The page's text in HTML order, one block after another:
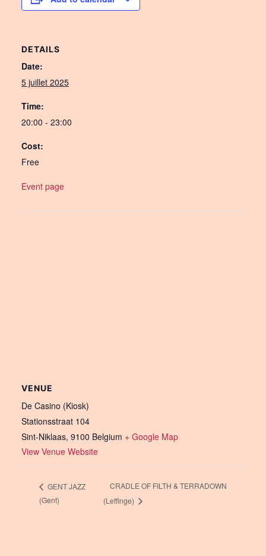
DETAILS
Date:
5 juillet 2025
Time:
20:00 - 23:00
Cost:
Free
Event page
VENUE
De Casino (Kiosk)
Stationsstraat 104
Sint-Niklaas, 9100 Belgium + Google Map
View Venue Website
GENT JAZZ
(Gent)
CRADLE OF FILTH & TERRADOWN
(Leffinge)